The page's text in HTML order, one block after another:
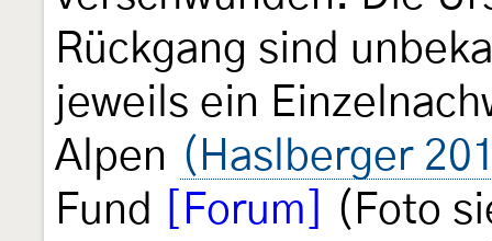
Rückgang sind
jeweils ein
Alpen (Haslberger
Fund
[Forum]
(Foto